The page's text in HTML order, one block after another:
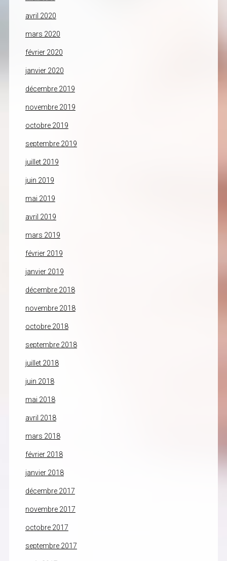
avril 2020
mars 2020
février 2020
janvier 2020
décembre 2019
novembre 2019
octobre 2019
septembre 2019
juillet 2019
juin 2019
mai 2019
avril 2019
mars 2019
février 2019
janvier 2019
décembre 2018
novembre 2018
octobre 2018
septembre 2018
juillet 2018
juin 2018
mai 2018
avril 2018
mars 2018
février 2018
janvier 2018
décembre 2017
novembre 2017
octobre 2017
septembre 2017